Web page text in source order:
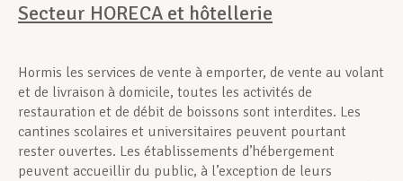
Secteur HORECA et hôtellerie
Hormis les services de vente à emporter, de vente au volant
et de livraison à domicile, toutes les activités de
restauration et de débit de boissons sont interdites. Les
cantines scolaires et universitaires peuvent pourtant
rester ouvertes. Les établissements d’hébergement
peuvent accueillir du public, à l’exception de leurs